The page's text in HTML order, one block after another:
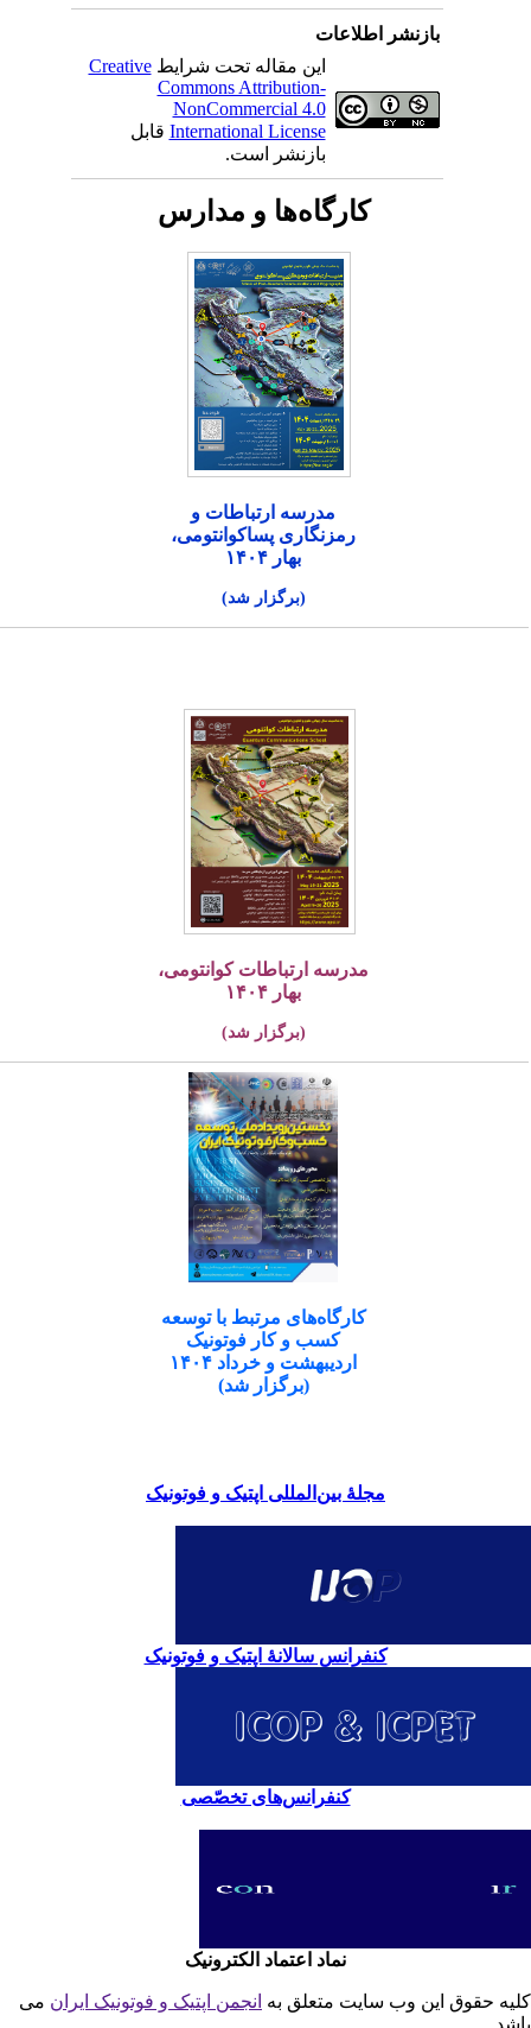
بازنشر اطلاعات
این مقاله تحت شرایطCreative
Commons Attribution-
NonCommercial 4.0
International Licenseقابل
بازنشر است.
کارگاه‌ها و مدارس
مدرسه ارتباطات و
رمزنگاری پساکوانتومی،
بهار ۱۴۰۴
(برگزار شد)
مدرسه ارتباطات کوانتومی،
بهار ۱۴۰۴
(برگزار شد)
کارگاه‌های مرتبط با توسعه
کسب و کار فوتونیک
اردیبهشت و خرداد ۱۴۰۴
(برگزار شد)
مجلۀ بین‌المللی اپتیک و فوتونیک
کنفرانس سالانۀ اپتیک و فوتونیک
کنفرانس‌های تخصّصی
نماد اعتماد الکترونیک
حقوق این وب سایت متعلق بهانجمن اپتیک و فوتونیک ایران می